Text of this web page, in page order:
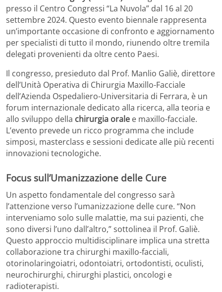
presso il Centro Congressi “La Nuvola” dal 16 al 20
settembre 2024. Questo evento biennale rappresenta
un’importante occasione di confronto e aggiornamento
per specialisti di tutto il mondo, riunendo oltre tremila
delegati provenienti da oltre cento Paesi.
Il congresso, presieduto dal Prof. Manlio Galiè, direttore
dell’Unità Operativa di Chirurgia Maxillo-Facciale
dell’Azienda Ospedaliero-Universitaria di Ferrara, è un
forum internazionale dedicato alla ricerca, alla teoria e
allo sviluppo della chirurgia orale e maxillo-facciale.
L’evento prevede un ricco programma che include
simposi, masterclass e sessioni dedicate alle più recenti
innovazioni tecnologiche.
Focus sull’Umanizzazione delle Cure
Un aspetto fondamentale del congresso sarà
l’attenzione verso l’umanizzazione delle cure. “Non
interveniamo solo sulle malattie, ma sui pazienti, che
sono diversi l’uno dall’altro,” sottolinea il Prof. Galiè.
Questo approccio multidisciplinare implica una stretta
collaborazione tra chirurghi maxillo-facciali,
otorinolaringoiatri, odontoiatri, ortodontisti, oculisti,
neurochirurghi, chirurghi plastici, oncologi e
radioterapisti.